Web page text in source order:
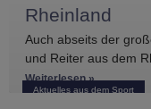
Aktuelles aus dem Sport
Rheinland
Auch abseits der
und Reiter aus dem
Wochenende
Weiterlesen »